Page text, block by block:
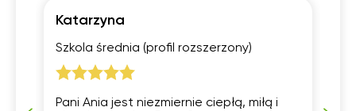
Katarzyna
Szkola średnia (profil rozszerzony)
Pani Ania jest niezmiernie ciepłą, miłą i